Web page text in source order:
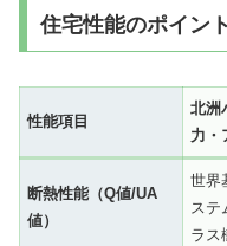
住宅性能のポイン
性能項目
北洲
力・
断熱性能（Q値/UA
値）
世界
ステ
ラス